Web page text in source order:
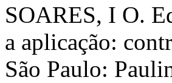
SOARES, I O.
a aplicação:
São Paulo: